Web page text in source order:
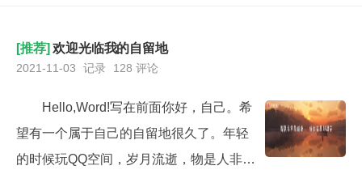
[推荐]欢迎光临我的自留地
2021-11-03 记录 128 评论
Hello,Word!写在前面你好，自己。希
望有一个属于自己的自留地很久了。年轻
的时候玩QQ空间，岁月流逝，物是人非，